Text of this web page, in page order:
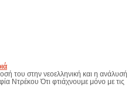
του στην νεοελληνική και η ανάλυσή
Ντρέκου Ότι φτιάχνουμε μόνο με τις